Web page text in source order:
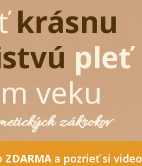
krásnu
pleť
veku
zákrokov
ZDARMA a pozrieť si video